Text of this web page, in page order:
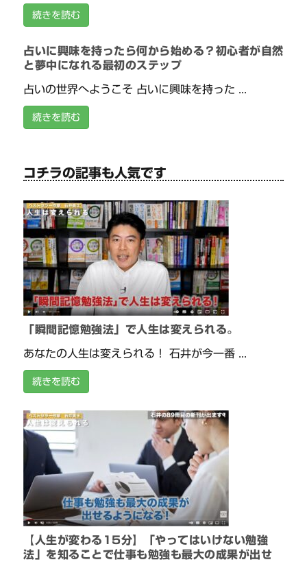
続きを読む
占いに興味を持ったら何から始める？初心者が自然
と夢中になれる最初のステップ
占いの世界へようこそ 占いに興味を持った ...
続きを読む
コチラの記事も人気です
「瞬間記憶勉強法」で人生は変えられる。
あなたの人生は変えられる！ 石井が今一番 ...
続きを読む
【人生が変わる15分】「やってはいけない勉強
法」を知ることで仕事も勉強も最大の成果が出せ